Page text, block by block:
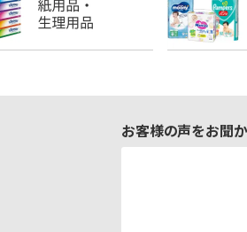
お客様の声をお聞